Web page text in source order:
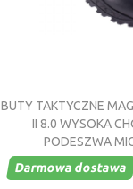
BUTY TAKTYCZNE
II 8.0 WYSOKA
PODESZWA
Darmowa dostawa